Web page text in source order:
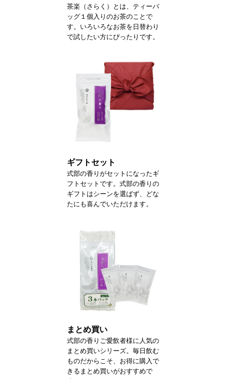
茶楽（さらく）とは、ティーバ
ッグ１個入りのお茶のことで
す。いろいろなお茶を日替わり
で試したい方にぴったりです。
ギフトセット
式部の香りがセットになったギ
フトセットです。式部の香りの
ギフトはシーンを選ばず、どな
たにも喜んでいただけます。
まとめ買い
式部の香りご愛飲者様に人気の
まとめ買いシリーズ。毎日飲む
ものだからこそ、お得に購入で
きるまとめ買いがおすすめで